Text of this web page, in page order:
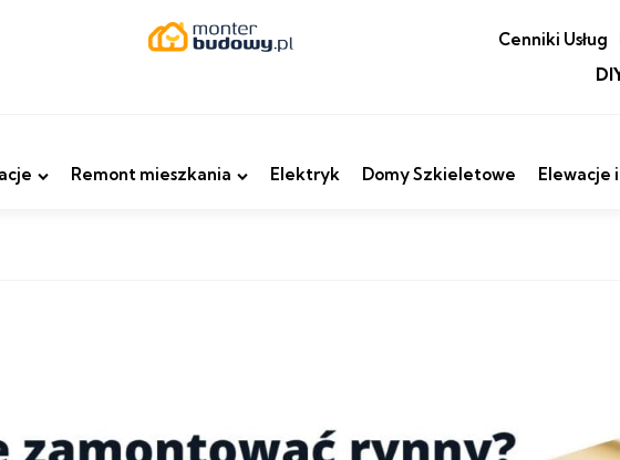
Cenniki Usług
Remont mieszkania Elektryk Domy Szkieletowe Elewacje